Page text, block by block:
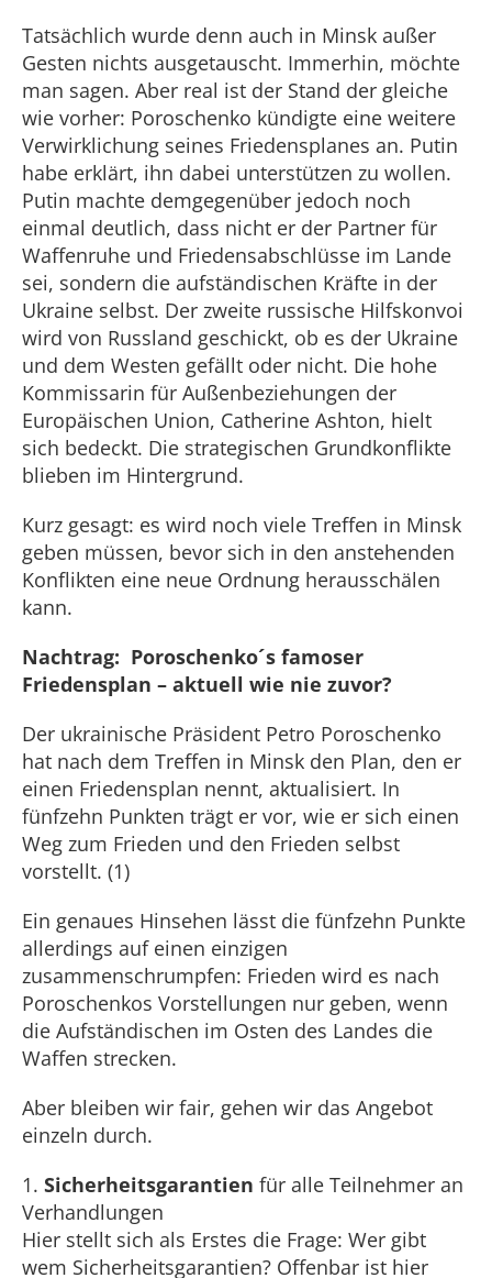
Tatsächlich wurde denn auch in Minsk außer
Gesten nichts ausgetauscht. Immerhin, möchte
man sagen. Aber real ist der Stand der gleiche
wie vorher: Poroschenko kündigte eine weitere
Verwirklichung seines Friedensplanes an. Putin
habe erklärt, ihn dabei unterstützen zu wollen.
Putin machte demgegenüber jedoch noch
einmal deutlich, dass nicht er der Partner für
Waffenruhe und Friedensabschlüsse im Lande
sei, sondern die aufständischen Kräfte in der
Ukraine selbst. Der zweite russische Hilfskonvoi
wird von Russland geschickt, ob es der Ukraine
und dem Westen gefällt oder nicht. Die hohe
Kommissarin für Außenbeziehungen der
Europäischen Union, Catherine Ashton, hielt
sich bedeckt. Die strategischen Grundkonflikte
blieben im Hintergrund.
Kurz gesagt: es wird noch viele Treffen in Minsk
geben müssen, bevor sich in den anstehenden
Konflikten eine neue Ordnung herausschälen
kann.
Nachtrag: Poroschenko´s famoser
Friedensplan – aktuell wie nie zuvor?
Der ukrainische Präsident Petro Poroschenko
hat nach dem Treffen in Minsk den Plan, den er
einen Friedensplan nennt, aktualisiert. In
fünfzehn Punkten trägt er vor, wie er sich einen
Weg zum Frieden und den Frieden selbst
vorstellt. (1)
Ein genaues Hinsehen lässt die fünfzehn Punkte
allerdings auf einen einzigen
zusammenschrumpfen: Frieden wird es nach
Poroschenkos Vorstellungen nur geben, wenn
die Aufständischen im Osten des Landes die
Waffen strecken.
Aber bleiben wir fair, gehen wir das Angebot
einzeln durch.
1. Sicherheitsgarantien für alle Teilnehmer an
Verhandlungen
Hier stellt sich als Erstes die Frage: Wer gibt
wem Sicherheitsgarantien? Offenbar ist hier